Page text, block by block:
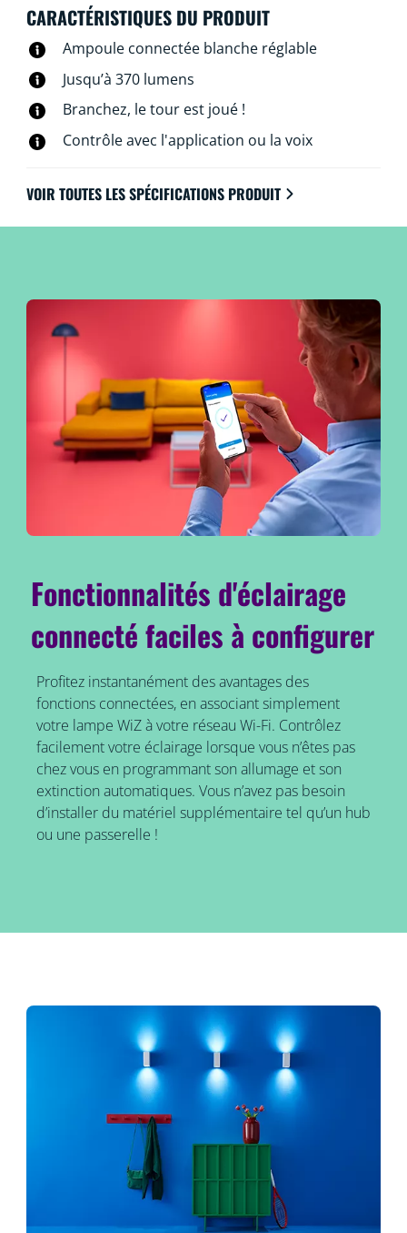
même y accéder à distance. Pas besoin de matériel
spécial : les lampes WiZ se connectent directement au
Wi-Fi.
CARACTÉRISTIQUES DU PRODUIT
Ampoule connectée blanche réglable
Jusqu’à 370 lumens
Branchez, le tour est joué !
Contrôle avec l'application ou la voix
VOIR TOUTES LES SPÉCIFICATIONS PRODUIT
Fonctionnalités d'éclairage
connecté faciles à configurer
Profitez instantanément des avantages des
fonctions connectées, en associant simplement
votre lampe WiZ à votre réseau Wi-Fi. Contrôlez
facilement votre éclairage lorsque vous n’êtes pas
chez vous en programmant son allumage et son
extinction automatiques. Vous n’avez pas besoin
d’installer du matériel supplémentaire tel qu’un hub
ou une passerelle !